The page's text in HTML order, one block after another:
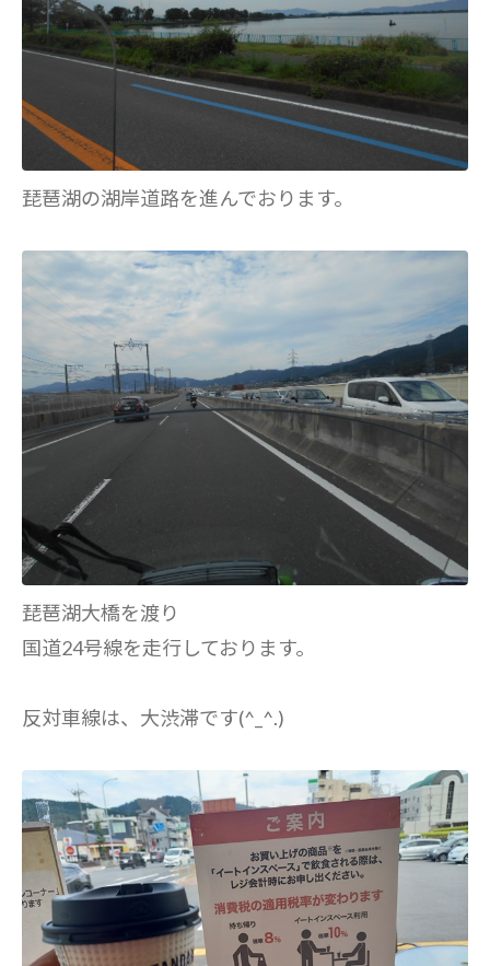
琵琶湖の湖岸道路を進んでおります。
琵琶湖大橋を渡り
国道24号線を走行しております。
反対車線は、大渋滞です(^_^.)